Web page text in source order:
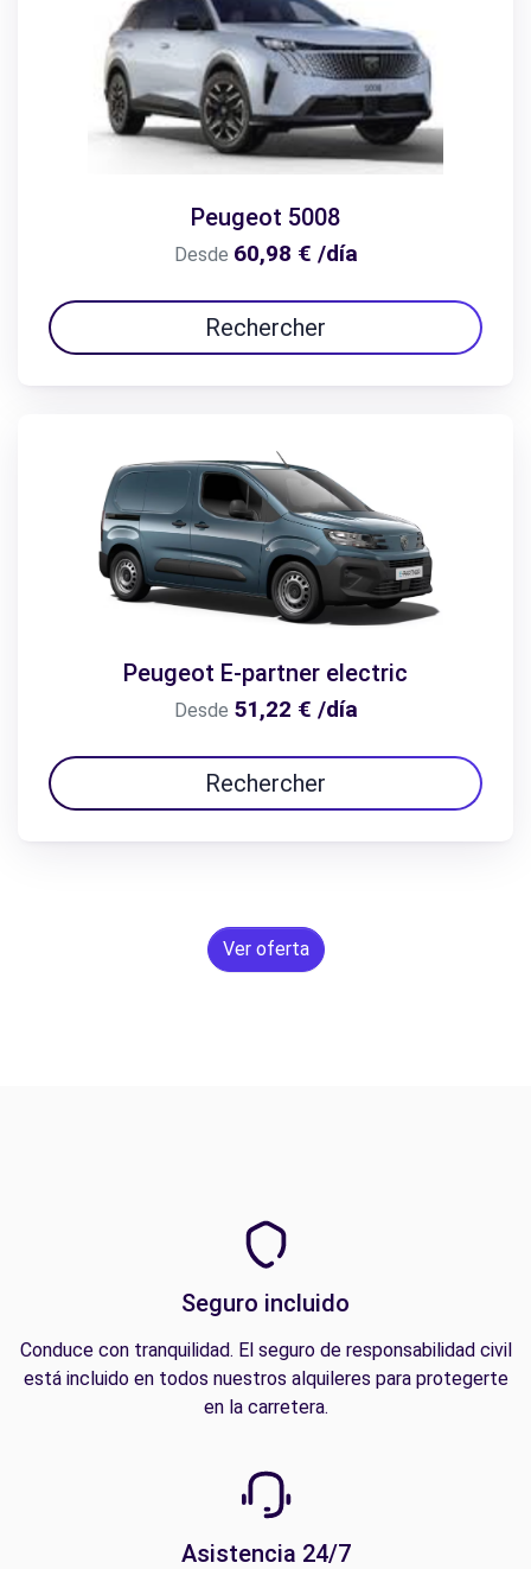
Peugeot 5008
Desde 60,98 € /día
Rechercher
Peugeot E-partner electric
Desde 51,22 € /día
Rechercher
Ver oferta
Seguro incluido
Conduce con tranquilidad. El seguro de responsabilidad civil
está incluido en todos nuestros alquileres para protegerte
en la carretera.
Asistencia 24/7